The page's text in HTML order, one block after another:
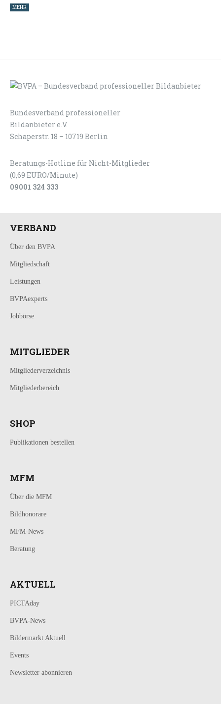
MEHR
Bundesverband professioneller
Bildanbieter e.V.
Schaperstr. 18 – 10719 Berlin
Beratungs-Hotline für Nicht-Mitglieder
(0,69 EURO/Minute)
09001 324 333
VERBAND
Über den BVPA
Mitgliedschaft
Leistungen
BVPAexperts
Jobbörse
MITGLIEDER
Mitgliederverzeichnis
Mitgliederbereich
SHOP
Publikationen bestellen
MFM
Über die MFM
Bildhonorare
MFM-News
Beratung
AKTUELL
PICTAday
BVPA-News
Bildermarkt Aktuell
Events
Newsletter abonnieren